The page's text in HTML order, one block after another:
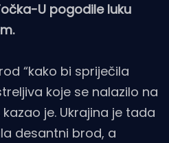
U pogodile luku
“kako bi spriječila
koje se nalazilo na
je. Ukrajina je tada
desantni brod, a